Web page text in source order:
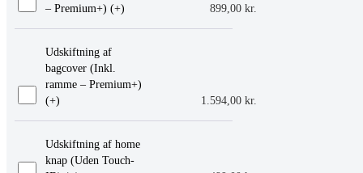
– Premium+) (+
899,00 kr.
)
Udskiftning af
bagcover (Inkl.
ramme – Premium+)
(+
1.594,00 kr.
)
Udskiftning af home
knap (Uden Touch-